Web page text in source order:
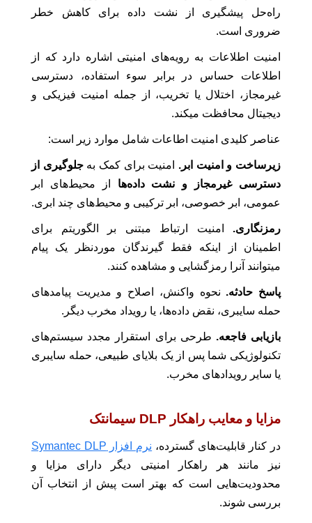
راه‌حل پیشگیری از نشت داده برای کاهش خطر
ضروری است.
امنیت اطلاعات به رویه‌های امنیتی اشاره دارد که از
اطلاعات حساس در برابر سوء استفاده، دسترسی
غیرمجاز، اختلال یا تخریب، از جمله امنیت فیزیکی و
دیجیتال محافظت میکند.
عناصر کلیدی امنیت اطاعات شامل موارد زیر است:
زیرساخت و امنیت ابر. امنیت برای کمک بهجلوگیری از
دسترسی غیرمجاز و نشت داده‌ها از محیط‌های ابر
عمومی، ابر خصوصی، ابر ترکیبی و محیط‌های چند ابری.
رمزنگاری. امنیت ارتباط مبتنی بر الگوریتم برای
اطمینان از اینکه فقط گیرندگان موردنظر یک پیام
میتوانند آنرا رمزگشایی و مشاهده کنند.
پاسخ حادثه. نحوه واکنش، اصلاح و مدیریت پیامدهای
حمله سایبری، نقض داده‌ها، یا رویداد مخرب دیگر.
بازیابی فاجعه. طرحی برای استقرار مجدد سیستم‌های
تکنولوژیکی شما پس از یک بلایای طبیعی، حمله سایبری
یا سایر رویدادهای مخرب.
مزایا و معایب راهکار D LP سیمانتک
در کنار قابلیت‌های گسترده، نرم افزار Symantec DLP
نیز مانند هر راهکار امنیتی دیگر دارای مزایا و
محدودیت‌هایی است که بهتر است پیش از انتخاب آن
بررسی شوند.